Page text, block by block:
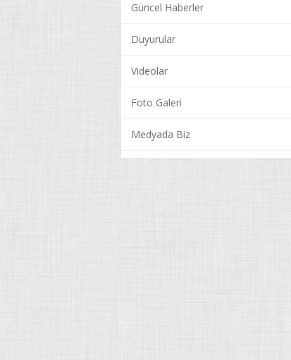
Güncel Haberler
Duyurular
Videolar
Foto Galeri
Medyada Biz